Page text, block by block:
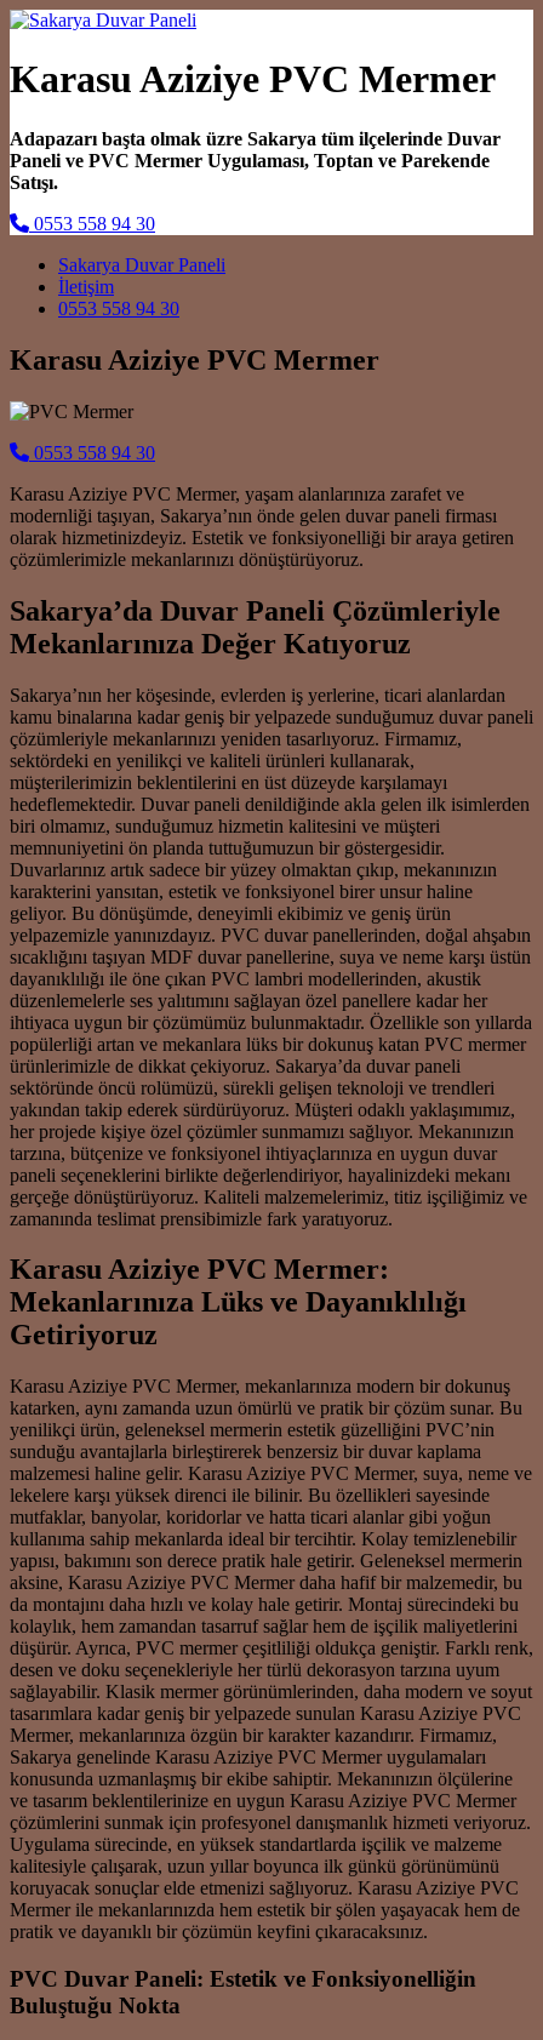
Karasu Aziziye PVC Mermer
Adapazarı başta olmak üzre Sakarya tüm ilçelerinde Duvar
Paneli ve PVC Mermer Uygulaması, Toptan ve Parekende
Satışı.
0553 558 94 30
Main Navigation
Sakarya Duvar Paneli
İletişim
0553 558 94 30
Karasu Aziziye PVC Mermer
0553 558 94 30
Karasu Aziziye PVC Mermer, yaşam alanlarınıza zarafet ve
modernliği taşıyan, Sakarya’nın önde gelen duvar paneli firması
olarak hizmetinizdeyiz. Estetik ve fonksiyonelliği bir araya getiren
çözümlerimizle mekanlarınızı dönüştürüyoruz.
Sakarya’da Duvar Paneli Çözümleriyle
Mekanlarınıza Değer Katıyoruz
Sakarya’nın her köşesinde, evlerden iş yerlerine, ticari alanlardan
kamu binalarına kadar geniş bir yelpazede sunduğumuz duvar paneli
çözümleriyle mekanlarınızı yeniden tasarlıyoruz. Firmamız,
sektördeki en yenilikçi ve kaliteli ürünleri kullanarak,
müşterilerimizin beklentilerini en üst düzeyde karşılamayı
hedeflemektedir. Duvar paneli denildiğinde akla gelen ilk isimlerden
biri olmamız, sunduğumuz hizmetin kalitesini ve müşteri
memnuniyetini ön planda tuttuğumuzun bir göstergesidir.
Duvarlarınız artık sadece bir yüzey olmaktan çıkıp, mekanınızın
karakterini yansıtan, estetik ve fonksiyonel birer unsur haline
geliyor. Bu dönüşümde, deneyimli ekibimiz ve geniş ürün
yelpazemizle yanınızdayız. PVC duvar panellerinden, doğal ahşabın
sıcaklığını taşıyan MDF duvar panellerine, suya ve neme karşı üstün
dayanıklılığı ile öne çıkan PVC lambri modellerinden, akustik
düzenlemelerle ses yalıtımını sağlayan özel panellere kadar her
ihtiyaca uygun bir çözümümüz bulunmaktadır. Özellikle son yıllarda
popülerliği artan ve mekanlara lüks bir dokunuş katan PVC mermer
ürünlerimizle de dikkat çekiyoruz. Sakarya’da duvar paneli
sektöründe öncü rolümüzü, sürekli gelişen teknoloji ve trendleri
yakından takip ederek sürdürüyoruz. Müşteri odaklı yaklaşımımız,
her projede kişiye özel çözümler sunmamızı sağlıyor. Mekanınızın
tarzına, bütçenize ve fonksiyonel ihtiyaçlarınıza en uygun duvar
paneli seçeneklerini birlikte değerlendiriyor, hayalinizdeki mekanı
gerçeğe dönüştürüyoruz. Kaliteli malzemelerimiz, titiz işçiliğimiz ve
zamanında teslimat prensibimizle fark yaratıyoruz.
Karasu Aziziye PVC Mermer:
Mekanlarınıza Lüks ve Dayanıklılığı
Getiriyoruz
Karasu Aziziye PVC Mermer, mekanlarınıza modern bir dokunuş
katarken, aynı zamanda uzun ömürlü ve pratik bir çözüm sunar. Bu
yenilikçi ürün, geleneksel mermerin estetik güzelliğini PVC’nin
sunduğu avantajlarla birleştirerek benzersiz bir duvar kaplama
malzemesi haline gelir. Karasu Aziziye PVC Mermer, suya, neme ve
lekelere karşı yüksek direnci ile bilinir. Bu özellikleri sayesinde
mutfaklar, banyolar, koridorlar ve hatta ticari alanlar gibi yoğun
kullanıma sahip mekanlarda ideal bir tercihtir. Kolay temizlenebilir
yapısı, bakımını son derece pratik hale getirir. Geleneksel mermerin
aksine, Karasu Aziziye PVC Mermer daha hafif bir malzemedir, bu
da montajını daha hızlı ve kolay hale getirir. Montaj sürecindeki bu
kolaylık, hem zamandan tasarruf sağlar hem de işçilik maliyetlerini
düşürür. Ayrıca, PVC mermer çeşitliliği oldukça geniştir. Farklı renk,
desen ve doku seçenekleriyle her türlü dekorasyon tarzına uyum
sağlayabilir. Klasik mermer görünümlerinden, daha modern ve soyut
tasarımlara kadar geniş bir yelpazede sunulan Karasu Aziziye PVC
Mermer, mekanlarınıza özgün bir karakter kazandırır. Firmamız,
Sakarya genelinde Karasu Aziziye PVC Mermer uygulamaları
konusunda uzmanlaşmış bir ekibe sahiptir. Mekanınızın ölçülerine
ve tasarım beklentilerinize en uygun Karasu Aziziye PVC Mermer
çözümlerini sunmak için profesyonel danışmanlık hizmeti veriyoruz.
Uygulama sürecinde, en yüksek standartlarda işçilik ve malzeme
kalitesiyle çalışarak, uzun yıllar boyunca ilk günkü görünümünü
koruyacak sonuçlar elde etmenizi sağlıyoruz. Karasu Aziziye PVC
Mermer ile mekanlarınızda hem estetik bir şölen yaşayacak hem de
pratik ve dayanıklı bir çözümün keyfini çıkaracaksınız.
PVC Duvar Paneli: Estetik ve Fonksiyonelliğin
Buluştuğu Nokta